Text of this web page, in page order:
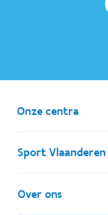
Onze centra
Sport
Simon Bolivarlaan
Over ons